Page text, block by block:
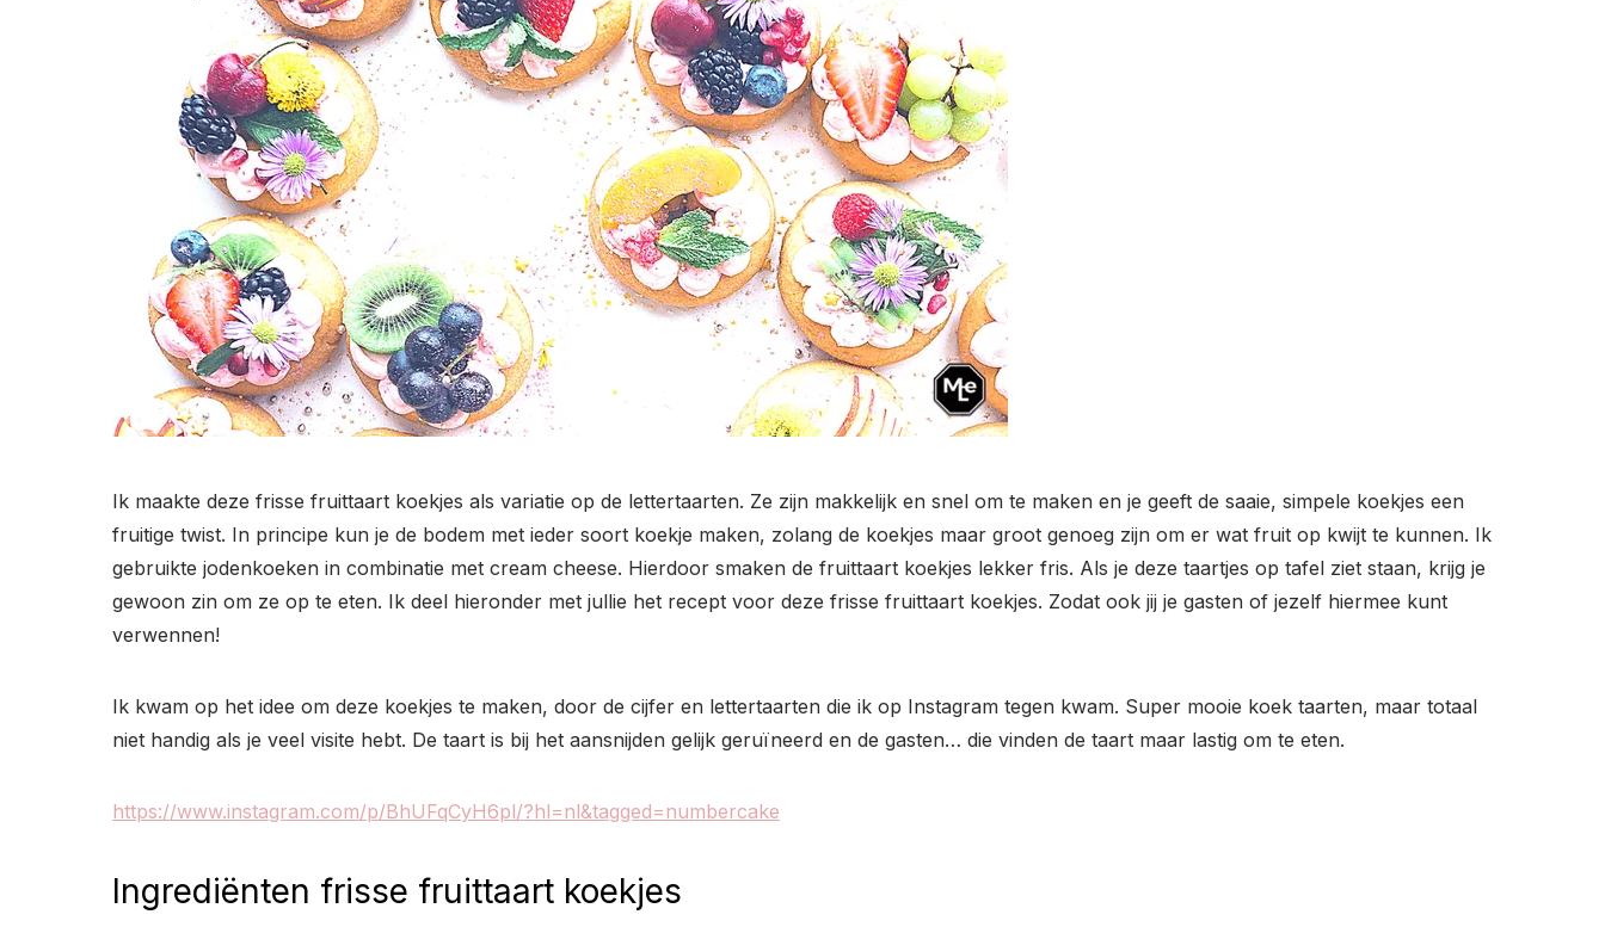
Ik maakte deze frisse fruittaart koekjes als variatie op de lettertaarten. Ze zijn makkelijk en snel om te maken en je geeft de saaie, simpele koekjes een
fruitige twist. In principe kun je de bodem met ieder soort koekje maken, zolang de koekjes maar groot genoeg zijn om er wat fruit op kwijt te kunnen. Ik
gebruikte jodenkoeken in combinatie met cream cheese. Hierdoor smaken de fruittaart koekjes lekker fris. Als je deze taartjes op tafel ziet staan, krijg je
gewoon zin om ze op te eten. Ik deel hieronder met jullie het recept voor deze frisse fruittaart koekjes. Zodat ook jij je gasten of jezelf hiermee kunt
verwennen!
Ik kwam op het idee om deze koekjes te maken, door de cijfer en lettertaarten die ik op Instagram tegen kwam. Super mooie koek taarten, maar totaal
niet handig als je veel visite hebt. De taart is bij het aansnijden gelijk geruïneerd en de gasten… die vinden de taart maar lastig om te eten.
https://www.instagram.com/p/BhUFqCyH6pl/?hl=nl&tagged=numbercake
Ingrediënten frisse fruittaart koekjes